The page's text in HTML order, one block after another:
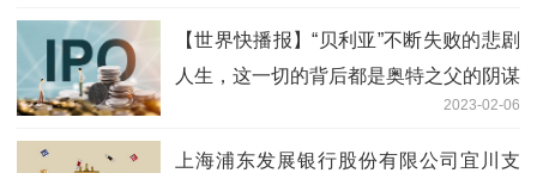
【世界快播报】“贝利亚”不断失败的悲剧
人生，这一切的背后都是奥特之父的阴谋
2023-02-06
上海浦东发展银行股份有限公司宜川支